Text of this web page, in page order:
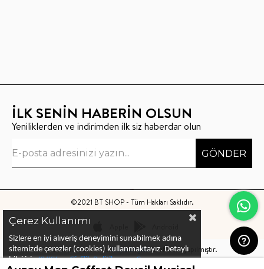
İLK SENİN HABERİN OLSUN
Yeniliklerden ve indirimden ilk siz haberdar olun
GÖNDER
©2021 BT SHOP - Tüm Hakları Saklıdır.
Bu sitenin kurulumuKeyo Digitaltarafından yapılmıştır.
Çerez Kullanımı
Sizlere en iyi alıveriş deneyimini sunabilmek adına
sitemizde çerezler (cookies) kullanmaktayız. Detaylı
bilgi için KVKK ve Gizlilik Politikası veÇerez